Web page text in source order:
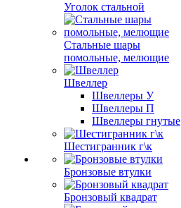
Уголок стальной
Стальные шары
помольные, мелющие
Швеллер
Швеллеры У
Швеллеры П
Швеллеры гнутые
Шестигранник г\к
Бронзовые втулки
Бронзовый квадрат